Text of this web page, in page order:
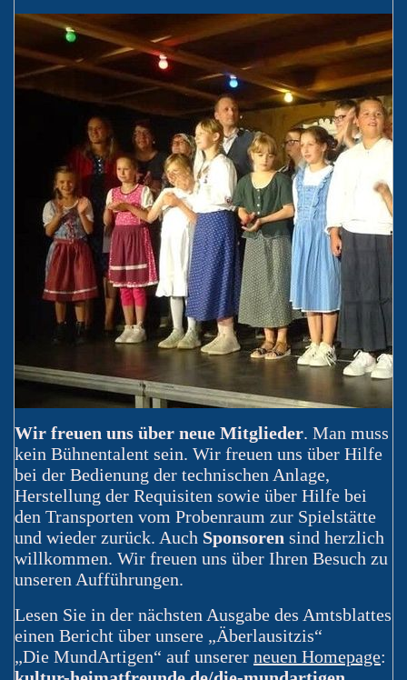
Wir freuen uns über neue Mitglieder. Man muss
kein Bühnentalent sein. Wir freuen uns über Hilfe
bei der Bedienung der technischen Anlage,
Herstellung der Requisiten sowie über Hilfe bei
den Transporten vom Probenraum zur Spielstätte
und wieder zurück. Auch Sponsoren sind herzlich
willkommen. Wir freuen uns über Ihren Besuch zu
unseren Aufführungen.
Lesen Sie in der nächsten Ausgabe des Amtsblattes
einen Bericht über unsere „Äberlausitzis“
„Die MundArtigen“ auf unserer neuen Homepage: